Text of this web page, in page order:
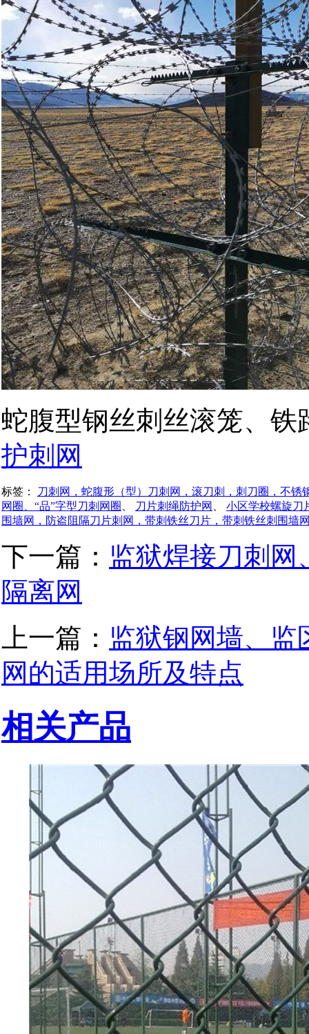
蛇腹型钢丝刺丝滚笼、
护刺网
标签：
刀刺网，蛇腹形（型）刀刺网，滚刀刺，刺刀圈，不
网圈、“品”字型刀刺网圈
刀片刺绳防护网
小区学校螺旋刀
围墙网，防盗阻隔刀片刺网，带刺铁丝刀片，带刺铁丝刺围墙
下一篇： 监狱焊接刀刺网
隔离网
上一篇： 监狱钢网墙、监
网的适用场所及特点
相关产品